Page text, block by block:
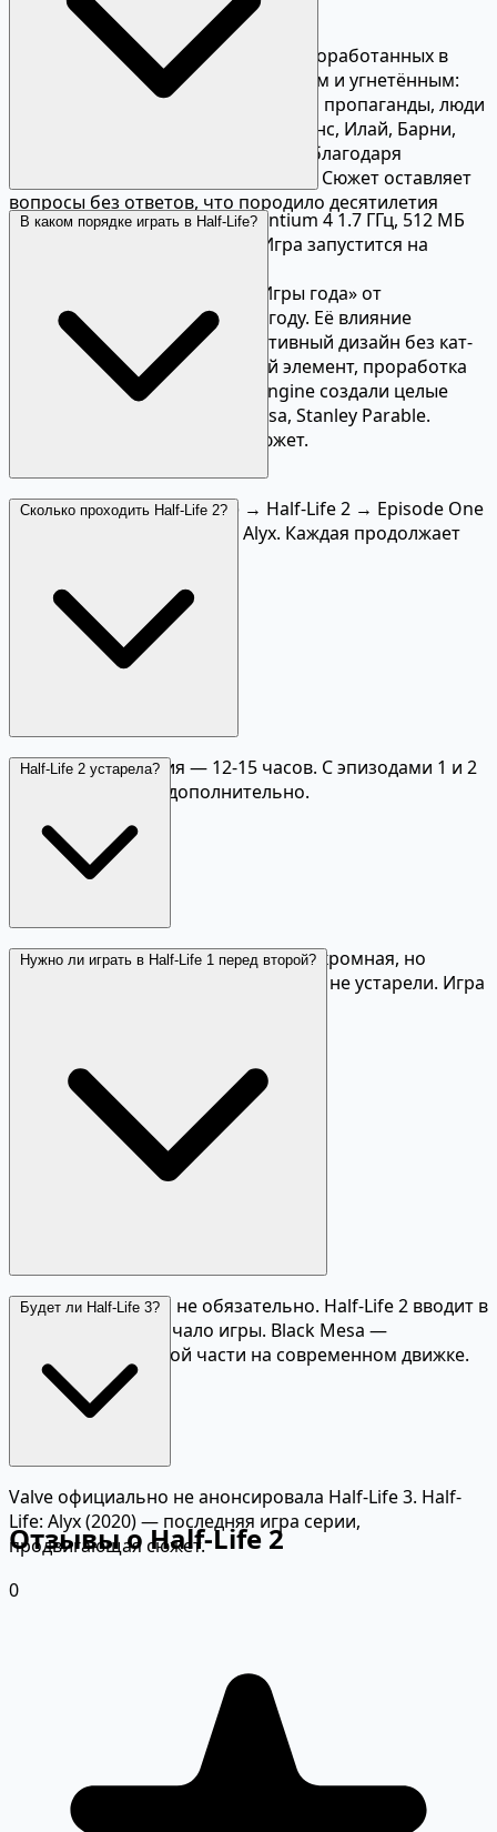
Сюжет и мир
Мир Half-Life 2 — один из самых проработанных в
шутерах. Сити-17 ощущается живым и угнетённым:
патрули Альянса, стены с экранами пропаганды, люди
в очередях. Персонажи — Аликс Вэнс, Илай, Барни,
Доктор Кляйнер — запоминаются благодаря
качественной анимации и озвучке. Сюжет оставляет
вопросы без ответов, что породило десятилетия
теорий.
Half-Life 2 получила звание «Игры года» от
большинства изданий в 2004 году. Её влияние
ощущается до сих пор: нарративный дизайн без кат-
сцен, физика как геймплейный элемент, проработка
окружения. Моды на Source Engine создали целые
игры — Garry's Mod, Black Mesa, Stanley Parable.
Эпизоды 1 и 2 продолжают сюжет.
Минимальные: Windows 7, Pentium 4 1.7 ГГц, 512 МБ
RAM, DirectX 8.1 видеокарта. Игра запустится на
В каком порядке играть в Half-Life?
Half-Life 1 (или Black Mesa) → Half-Life 2 → Episode One
→ Episode Two → Half-Life: Alyx. Каждая продолжает
Сколько проходить Half-Life 2?
Основная кампания — 12-15 часов. С эпизодами 1 и 2
— ещё 8-10 часов дополнительно.
Half-Life 2 устарела?
Графика по современным меркам скромная, но
геймплей, физика и дизайн уровней не устарели. Игра
Нужно ли играть в Half-Life 1 перед второй?
Рекомендуется, но не обязательно. Half-Life 2 вводит в
курс дела через начало игры. Black Mesa —
переиздание первой части на современном движке.
Будет ли Half-Life 3?
Valve официально не анонсировала Half-Life 3. Half-
Life: Alyx (2020) — последняя игра серии,
продвигающая сюжет.
Отзывы о Half-Life 2
0